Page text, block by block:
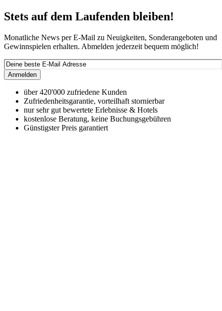
Stets auf dem Laufenden bleiben!
Monatliche News per E-Mail zu Neuigkeiten, Sonderangeboten und
Gewinnspielen erhalten. Abmelden jederzeit bequem möglich!
Anmelden
über 420'000 zufriedene Kunden
Zufriedenheitsgarantie, vorteilhaft stornierbar
nur sehr gut bewertete Erlebnisse & Hotels
kostenlose Beratung, keine Buchungsgebühren
Günstigster Preis garantiert